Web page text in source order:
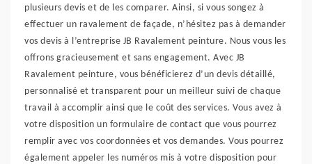
plusieurs devis et de les comparer. Ainsi, si vous songez à
effectuer un ravalement de façade, n’hésitez pas à demander
vos devis à l’entreprise JB Ravalement peinture. Nous vous les
offrons gracieusement et sans engagement. Avec JB
Ravalement peinture, vous bénéficierez d’un devis détaillé,
personnalisé et transparent pour un meilleur suivi de chaque
travail à accomplir ainsi que le coût des services. Vous avez à
votre disposition un formulaire de contact que vous pourrez
remplir avec vos coordonnées et vos demandes. Vous pourrez
également appeler les numéros mis à votre disposition pour